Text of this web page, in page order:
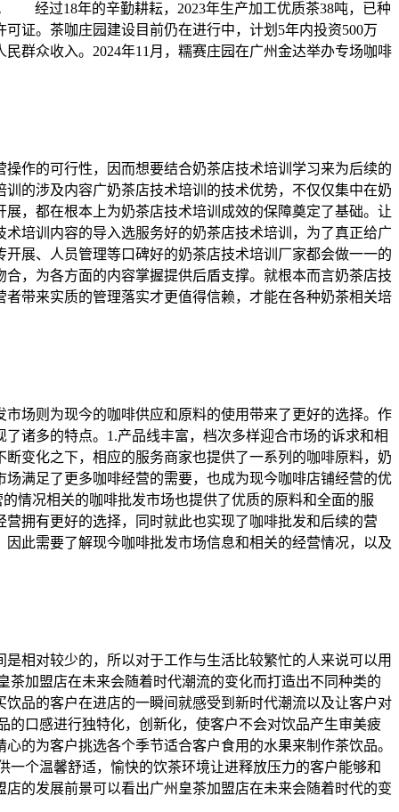
经过18年的辛勤耕耘，2023年生产加工优质茶38吨，已种
证。茶咖庄园建设目前仍在进行中，计划5年内投资500万
群众收入。2024年11月，糯赛庄园在广州金达举办专场咖啡
作的可行性，因而想要结合奶茶店技术培训学习来为后续的
的涉及内容广奶茶店技术培训的技术优势，不仅仅集中在奶
，都在根本上为奶茶店技术培训成效的保障奠定了基础。让
培训内容的导入选服务好的奶茶店技术培训，为了真正给广
展、人员管理等口碑好的奶茶店技术培训厂家都会做一一的
，为各方面的内容掌握提供后盾支撑。就根本而言奶茶店技
带来实质的管理落实才更值得信赖，才能在各种奶茶相关培
场则为现今的咖啡供应和原料的使用带来了更好的选择。作
诸多的特点。1.产品线丰富，档次多样迎合市场的诉求和相
变化之下，相应的服务商家也提供了一系列的咖啡原料，奶
满足了更多咖啡经营的需要，也成为现今咖啡店铺经营的优
情况相关的咖啡批发市场也提供了优质的原料和全面的服
拥有更好的选择，同时就此也实现了咖啡批发和后续的营
此需要了解现今咖啡批发市场信息和相关的经营情况，以及
相对较少的，所以对于工作与生活比较繁忙的人来说可以用
加盟店在未来会随着时代潮流的变化而打造出不同种类的
品的客户在进店的一瞬间就感受到新时代潮流以及让客户对
口感进行独特化，创新化，使客户不会对饮品产生审美疲
的为客户挑选各个季节适合客户食用的水果来制作茶饮品。
个温馨舒适，愉快的饮茶环境让进释放压力的客户能够和
的发展前景可以看出广州皇茶加盟店在未来会随着时代的变